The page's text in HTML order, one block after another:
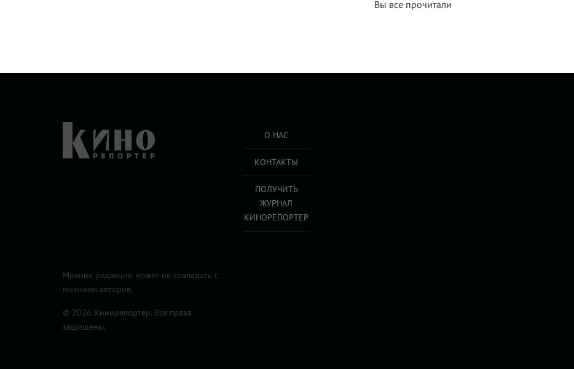
Вы все прочитали
О НАС
КОНТАКТЫ
ПОЛУЧИТЬ
ЖУРНАЛ
КИНОРЕПОРТЕР
Мнение редакции может не совпадать с
мнением авторов.
© 2026 Кинорепортер. Все права
защищены.